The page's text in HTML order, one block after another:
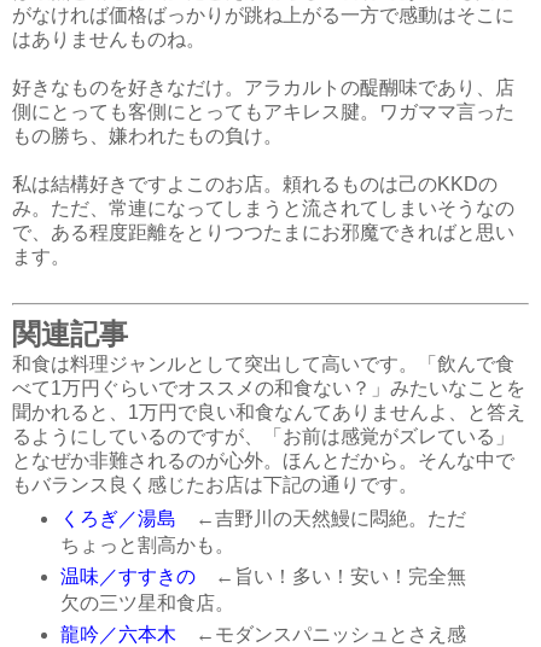
がなければ価格ばっかりが跳ね上がる一方で感動はそこに
はありませんものね。
好きなものを好きなだけ。アラカルトの醍醐味であり、店
側にとっても客側にとってもアキレス腱。ワガママ言った
もの勝ち、嫌われたもの負け。
私は結構好きですよこのお店。頼れるものは己のKKDの
み。ただ、常連になってしまうと流されてしまいそうなの
で、ある程度距離をとりつつたまにお邪魔できればと思い
ます。
関連記事
和食は料理ジャンルとして突出して高いです。「飲んで食
べて1万円ぐらいでオススメの和食ない？」みたいなことを
聞かれると、1万円で良い和食なんてありませんよ、と答え
るようにしているのですが、「お前は感覚がズレている」
となぜか非難されるのが心外。ほんとだから。そんな中で
もバランス良く感じたお店は下記の通りです。
くろぎ／湯島 ←吉野川の天然鰻に悶絶。ただ
ちょっと割高かも。
温味／すすきの←旨い！多い！安い！完全無
欠の三ツ星和食店。
龍吟／六本木 ←モダンスパニッシュとさえ感